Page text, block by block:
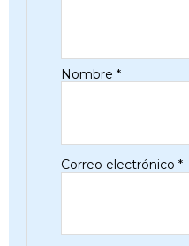
Nombre*
Correo electrónico*